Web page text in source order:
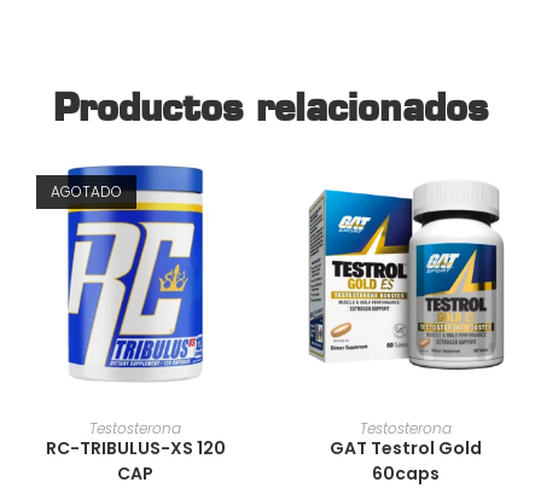
Productos relacionados
AGOTADO
AÑADIR AL CARRITO
Testosterona
RC-TRIBULUS-XS 120
CAP
AÑADIR AL CARRITO
Testosterona
GAT Testrol Gold
60caps